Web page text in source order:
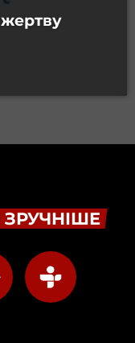
жертву
ЗРУЧНІШЕ